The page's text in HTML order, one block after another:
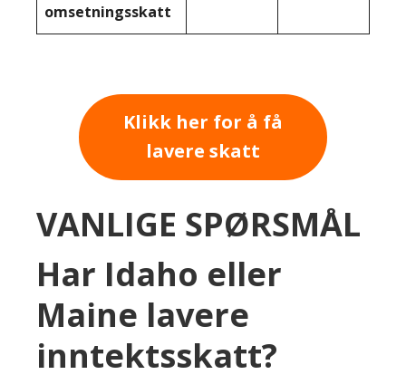
omsetningsskatt
Klikk her for å få
lavere skatt
VANLIGE SPØRSMÅL
Har Idaho eller
Maine lavere
inntektsskatt?